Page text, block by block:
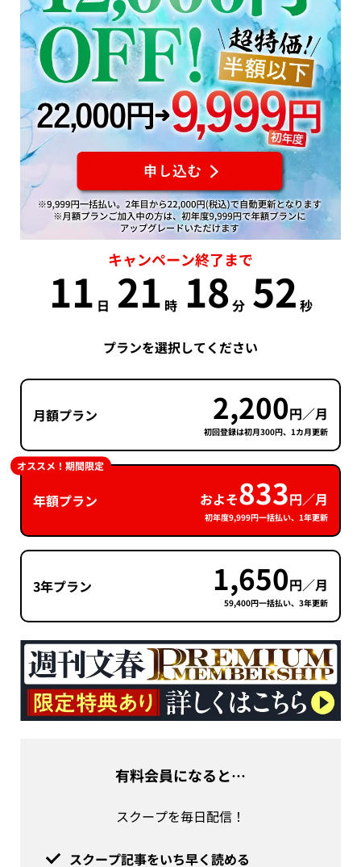
キャンペーン終了まで
11 日 21 時 18 分 52 秒
プランを選択してください
月額プラン 2,200円／月
初回登録は初月300円、1カ月更新
年額プラン およそ833円／月
初年度9,999円一括払い、1年更新
オススメ！期間限定
3年プラン 1,650円／月
59,400円一括払い、3年更新
有料会員になると…
スクープを毎日配信！
スクープ記事をいち早く読める